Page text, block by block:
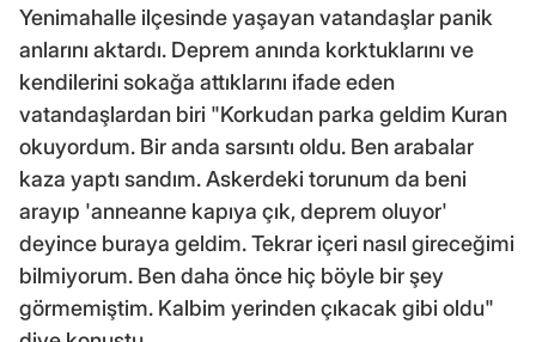
Yenimahalle ilçesinde yaşayan vatandaşlar panik
anlarını aktardı. Deprem anında korktuklarını ve
kendilerini sokağa attıklarını ifade eden
vatandaşlardan biri "Korkudan parka geldim Kuran
okuyordum. Bir anda sarsıntı oldu. Ben arabalar
kaza yaptı sandım. Askerdeki torunum da beni
arayıp 'anneanne kapıya çık, deprem oluyor'
deyince buraya geldim. Tekrar içeri nasıl gireceğimi
bilmiyorum. Ben daha önce hiç böyle bir şey
görmemiştim. Kalbim yerinden çıkacak gibi oldu"